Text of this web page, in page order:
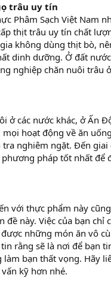
trâu uy tín
Phâm Sạch Việt Nam
thịt trâu uy tín chất
không dùng thịt bò,
dinh dưỡng. Ở đất
nghiệp chăn nuôi trâu
ở các nước khác, ở Ấn
hoạt động về ăn
nghiêm ngặt. Đến
pháp tốt nhất để
với thực phẩm này
đề này. Việc của bạn
những món ăn vô
rằng sẽ là nơi để bạn
bạn thất vọng. Hãy
kỹ hơn nhé.